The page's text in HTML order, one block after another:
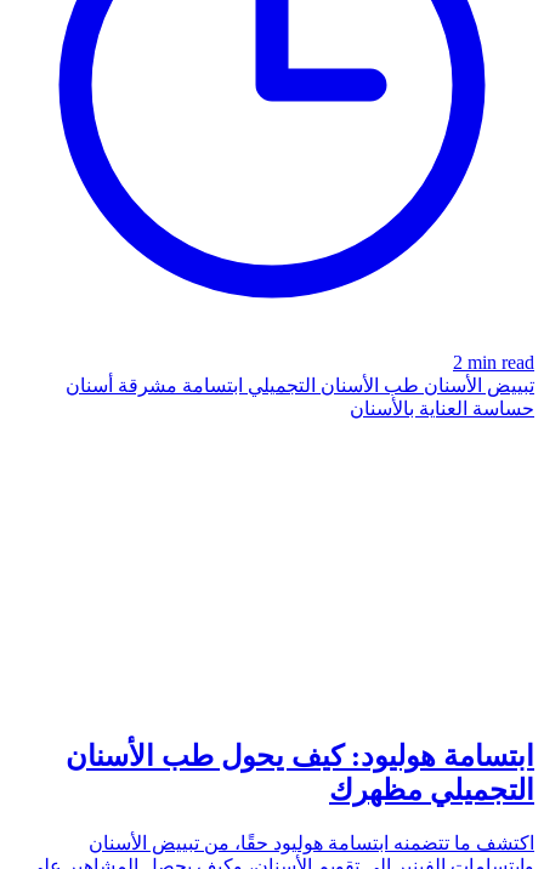
2 min read
تبييض الأسنان طب الأسنان التجميلي ابتسامة مشرقة أسنان
حساسة العناية بالأسنان
ابتسامة هوليود: كيف يحول طب الأسنان
التجميلي مظهرك
اكتشف ما تتضمنه ابتسامة هوليود حقًا، من تبييض الأسنان